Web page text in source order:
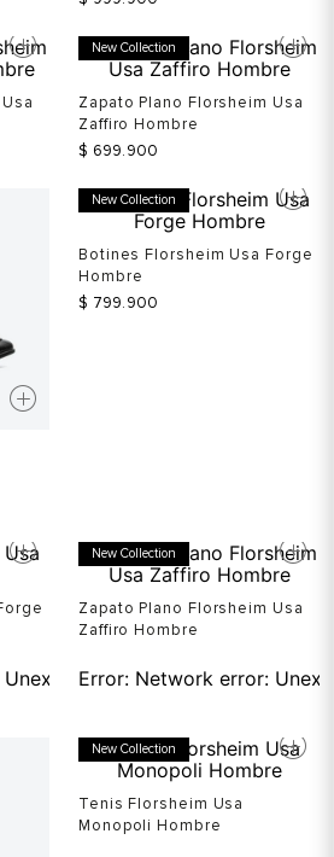
New Collection
Zapato Plano Florsheim Usa
Zaffiro Hombre
$ 699.900
New Collection
Botines Florsheim Usa Forge
Hombre
$ 799.900
token T in JSON at
New Collection
Zapato Plano Florsheim Usa
Zaffiro Hombre
Error: Network error:
New Collection
Tenis Florsheim Usa
Monopoli Hombre